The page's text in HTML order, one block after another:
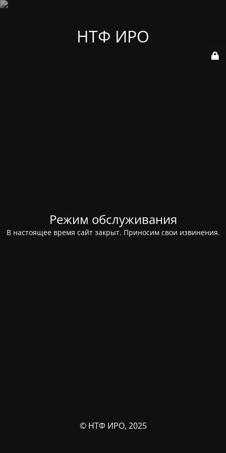
НТФ ИРО
Режим обслуживания
В настоящее время сайт закрыт. Приносим свои извинения.
© НТФ ИРО, 2025